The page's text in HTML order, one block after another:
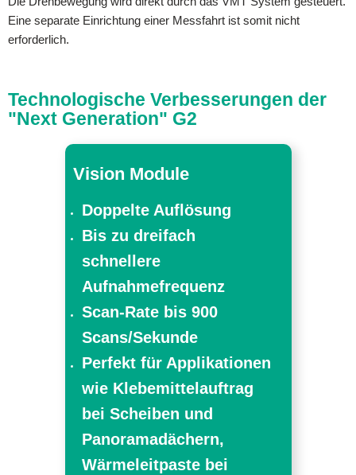
Eine separate Einrichtung einer Messfahrt ist somit nicht
erforderlich.
Technologische Verbesserungen der
"Next Generation" G2
Vision Module
Doppelte Auflösung
Bis zu dreifach
schnellere
Aufnahmefrequenz
Scan-Rate bis 900
Scans/Sekunde
Perfekt für Applikationen
wie Klebemittelauftrag
bei Scheiben und
Panoramadächern,
Wärmeleitpaste bei